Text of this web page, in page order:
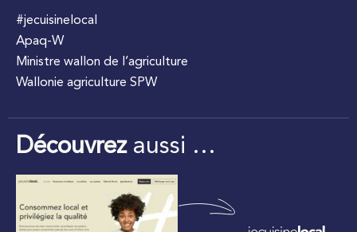
#jecuisinelocal
Apaq-W
Ministre wallon de l’agriculture
Wallonie agriculture SPW
Découvrezaussi …